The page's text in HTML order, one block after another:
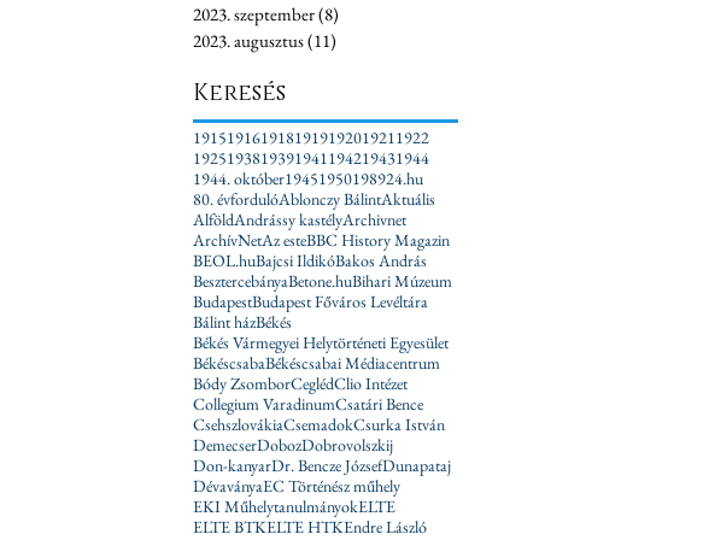
2023. szeptember(8)
2023. augusztus(11)
Keresés
1915191619181919192019211922
1925193819391941194219431944
1944. október19451950198924.hu
80. évfordulóAblonczy BálintAktuális
AlföldAndrássy kastélyArchivnet
ArchívNetAz esteBBC History Magazin
BEOL.huBajcsi IldikóBakos András
BesztercebányaBetone.huBihari Múzeum
BudapestBudapest Főváros Levéltára
Bálint házBékés
Békés Vármegyei Helytörténeti Egyesület
BékéscsabaBékéscsabai Médiacentrum
Bódy ZsomborCeglédClio Intézet
Collegium VaradinumCsatári Bence
CsehszlovákiaCsemadokCsurka István
DemecserDobozDobrovolszkij
Don-kanyarDr. Bencze JózsefDunapataj
DévaványaEC Történész műhely
EKI MűhelytanulmányokELTE
ELTE BTKELTE HTKEndre László